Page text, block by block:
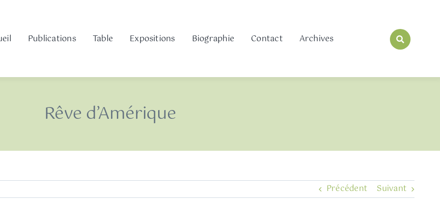
Publications Table Expositions Biographie Contact Archives
Rêve d’Amérique
Précédent Suivant